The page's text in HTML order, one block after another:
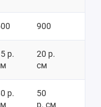
900
р.
20 р.
см
р.
50
р. см